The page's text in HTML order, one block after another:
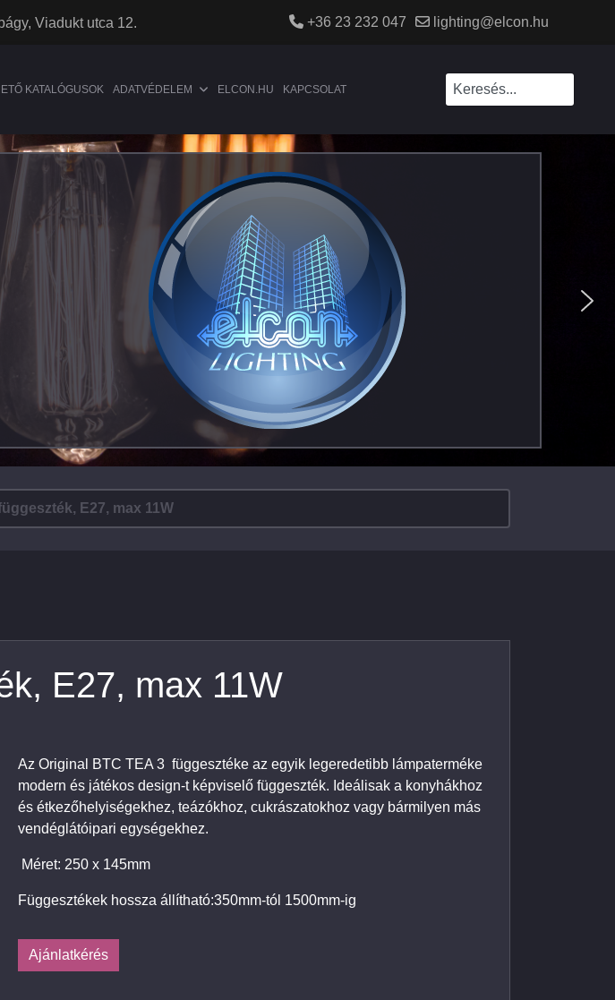
Viadukt utca 12. +36 23 232 047 lighting@elcon.hu
KATALÓGUSOK ADATVÉDELEM ELCON.HU KAPCSOLAT
E27, max 11W
E27, max 11W
Az Original BTC TEA 3 függesztéke az egyik legeredetibb lámpaterméke
modern és játékos design-t képviselő függeszték. Ideálisak a konyhákhoz
és étkezőhelyiségekhez, teázókhoz, cukrászatokhoz vagy bármilyen más
vendéglátóipari egységekhez.
Méret: 250 x 145mm
Függesztékek hossza állítható:350mm-tól 1500mm-ig
Ajánlatkérés